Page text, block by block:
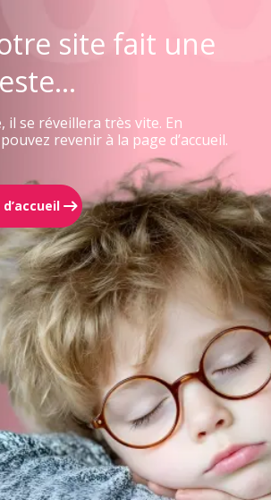
site fait une
il se réveillera très vite. En
revenir à la page d’accueil.